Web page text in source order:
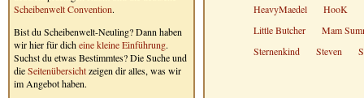
Scheibenwelt Convention.
Bist du Scheibenwelt-Neuling? Dann haben
wir hier für dicheine kleine Einführung.
Suchst du etwas Bestimmtes? Die Suche und
dieSeitenübersichtzeigen dir alles, was wir
im Angebot haben.
HeavyMaedel
HooK
Little Butcher
Mam
Sternenkind
Steven